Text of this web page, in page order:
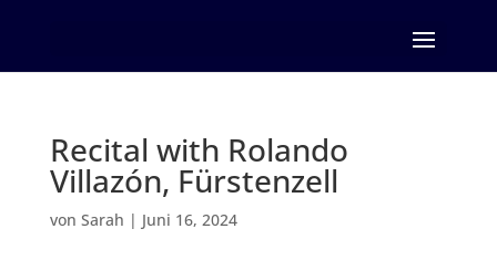
Recital with Rolando
Villazón, Fürstenzell
von Sarah | Juni 16, 2024